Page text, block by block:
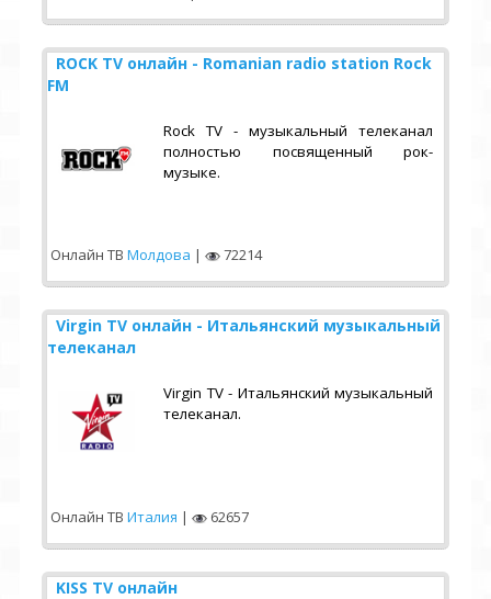
ROCK TV онлайн - Romanian radio station Rock
FM
Rock TV - музыкальный телеканал
полностью посвященный рок-
музыке.
Онлайн ТВ Молдова | 72214
Virgin TV онлайн - Итальянский музыкальный
телеканал
Virgin TV - Итальянский музыкальный
телеканал.
Онлайн ТВ Италия | 62657
KISS TV онлайн